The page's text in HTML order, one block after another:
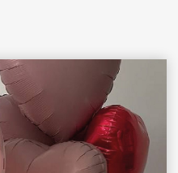
Нужна связка
Нужны шары с
Нужно
Свой вариант